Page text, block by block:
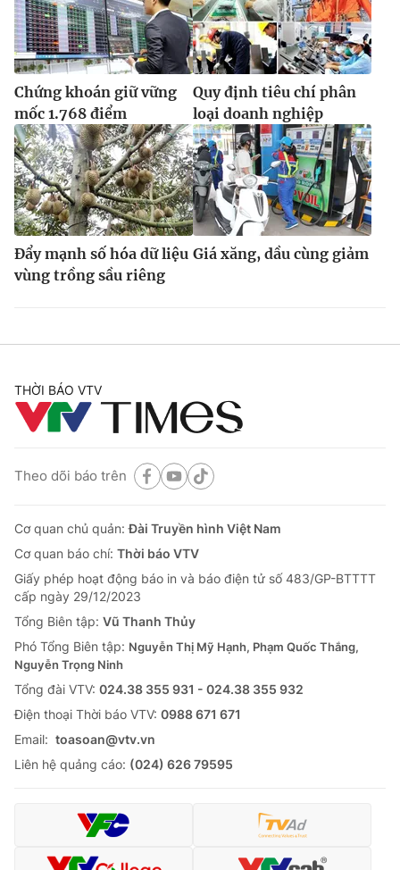
Chứng khoán giữ vững
mốc 1.768 điểm
Quy định tiêu chí phân
loại doanh nghiệp
Đẩy mạnh số hóa dữ liệu
vùng trồng sầu riêng
Giá xăng, dầu cùng giảm
THỜI BÁO VTV
Theo dõi báo trên
Cơ quan chủ quản:Đài Truyền hình Việt Nam
Cơ quan báo chí: Thời báo VTV
Giấy phép hoạt động báo in và báo điện tử số 483/GP-BTTTT
cấp ngày 29/12/2023
Tổng Biên tập: Vũ Thanh Thủy
Phó Tổng Biên tập: Nguyễn Thị Mỹ Hạnh, Phạm Quốc Thắng,
Nguyễn Trọng Ninh
Tổng đài VTV: 024.38 355 931 - 024.38 355 932
Ðiện thoại Thời báo VTV: 0988 671 671
Email: toasoan@vtv.vn
Liên hệ quảng cáo: (024) 626 79595